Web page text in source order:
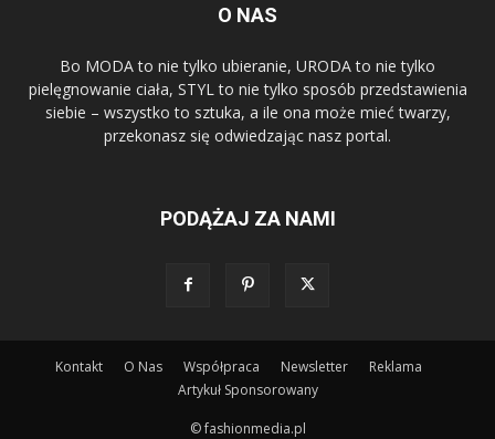
O NAS
Bo MODA to nie tylko ubieranie, URODA to nie tylko
pielęgnowanie ciała, STYL to nie tylko sposób przedstawienia
siebie – wszystko to sztuka, a ile ona może mieć twarzy,
przekonasz się odwiedzając nasz portal.
PODĄŻAJ ZA NAMI
Kontakt O Nas Współpraca Newsletter
Reklama
Artykuł Sponsorowany
© fashionmedia.pl